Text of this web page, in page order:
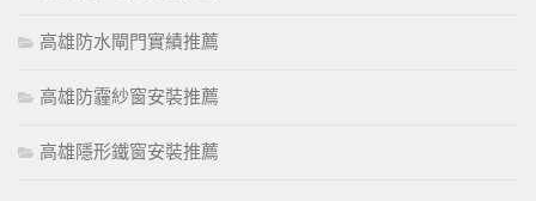
高雄防水閘門實績推薦
高雄防霾紗窗安裝推薦
高雄隱形鐵窗安裝推薦